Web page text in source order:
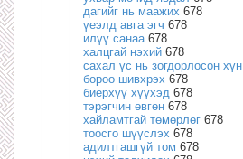
дагийг нь маажих 678
үеэлд авга эгч 678
илүү санаа 678
халцгай нэхий 678
сахал үс нь зогдорлосон хүн
бороо шивхрэх 678
биерхүү хүүхэд 678
тэрэгчин өвгөн 678
хайламтгай төмөрлөг 678
тоосго шүүслэх 678
адилтгашгүй том 678